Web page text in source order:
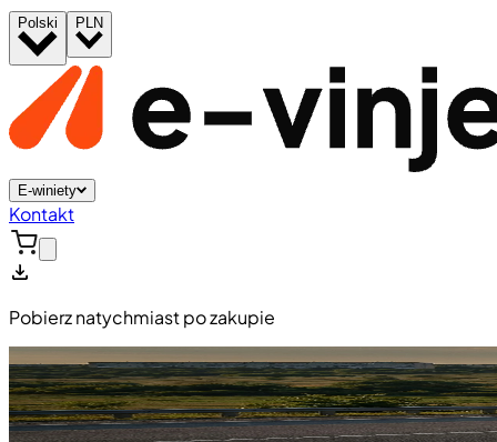
Polski PLN
E-winiety
Kontakt
Pobierz natychmiast po zakupie